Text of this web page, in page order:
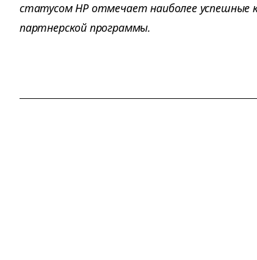
статусом HP отмечает наиболее успешные
партнерской программы.